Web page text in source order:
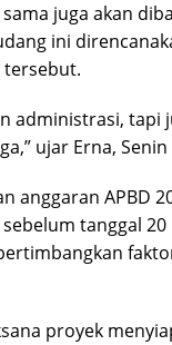
juga akan
ini
tersebut.
administrasi, tapi
ujar Erna, Senin
APBD
tanggal 20
proyek